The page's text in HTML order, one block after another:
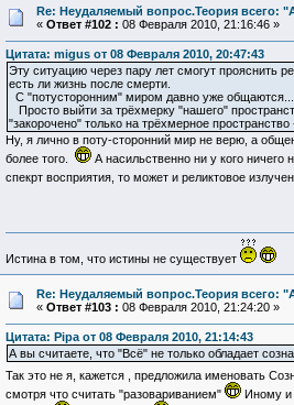
Re: Неудаляемый вопрос.Теория всего:
« Ответ #102 : 08 Февраля 2010, 21:16:46 »
Цитата: migus от 08 Февраля 2010, 20:47:43
Эту ситуацию через пару лет смогут прояснить
есть ли жизнь после смерти.
С "потусторонним" миром давно уже
Просто выйти за трёхмерку "нашего"
"закорочено" только на трёхмерное
Ну, я лично в поту-сторонний мир не верю, а
более того.
А насильственно ни у кого ничего
спекрт восприятия, то может и реликтовое
Истина в том, что истины не существует
Re: Неудаляемый вопрос.Теория всего:
« Ответ #103 : 08 Февраля 2010, 21:24:20 »
Цитата: Pipa от 08 Февраля 2010, 21:14:43
А вы считаете, что "Всё" не только обладает
Так это не я, кажется , предложила именовать
смотря что считать "разовариванием"
Иному и